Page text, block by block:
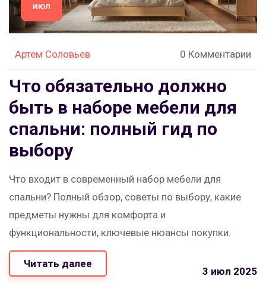
июл
Артем Соловьев 0 Комментарии
Что обязательно должно
быть в наборе мебели для
спальни: полный гид по
выбору
Что входит в современный набор мебели для
спальни? Полный обзор, советы по выбору, какие
предметы нужны для комфорта и
функциональности, ключевые нюансы покупки.
Читать далее
3 июл 2025